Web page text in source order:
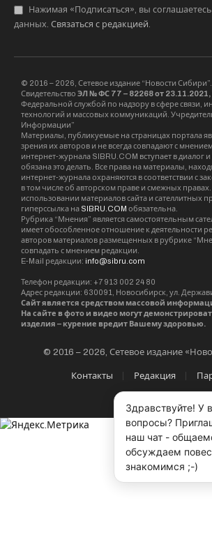
Нажимая «Подписаться», вы
данных. Связаться с редакцией.
© 2016 – 2026, Сетевое издание “Новости Сибири”.
Свидетельство ЭЛ № ФС 77 – 82268 от 23.11.2021,
Федеральной службой по надзору в сфере связи,
технологий и массовых коммуникаций.
Информации”
Материалы, публикуемые на страницах портала
зрения их авторов и не всегда совпадают с
интернет-журнала SIBRU.COM вступает в диалог
обязана это делать. Все права на материалы,
интернет-журнала охраняются в соответствии с
в том числе об авторском праве и смежных
использовании материалов сайта и сателлитных
гиперссылка на SIBRU.COM обязательна.
Рубрика “Мнения” является самостоятельным
имеет обособленное отношение к деятельности
авторов материалов размещенных в рубрике
совпадать с мнением редакции.
E-Mail редакции: info@sibru.com
Телефон редакции: +7 913 002 24 80
Адрес редакции: 630091, Новосибирск, ул.
Сайт является средством массовой
На сайте в фото и видео могут
изделия – курение вредит Вашему здоровью.
© 2016 – 2026, Сетевое издание
Контакты Редакция
Здравствуйте! У
вопросы?
наш чат -
обсуждаем
знакомимся ;-)